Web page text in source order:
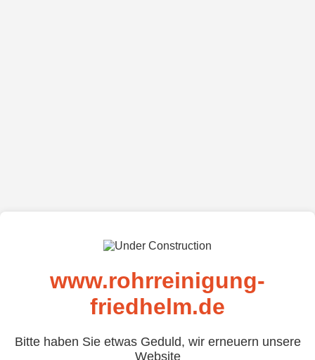
www.rohrreinigung-
friedhelm.de
Bitte haben Sie etwas Geduld, wir erneuern unsere
Website